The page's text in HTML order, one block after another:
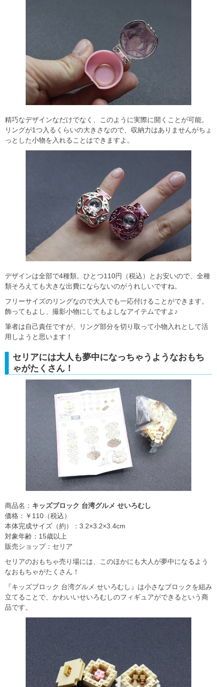
精巧なデザインなだけでなく、このように実際に開くことが可能。
リングが1つ入るくらいの大きさなので、収納力はありませんがちょ
っとした小物を入れることはできますよ。
デザインは全部で4種類。ひとつ110円（税込）とお安いので、全種
類そろえても大きな出費にならないのがうれしいですね。
フリーサイズのリングなので大人でも一応付けることができます。
飾ってもよし、撮影小物にしてもよしなアイテムですよ♪
筆者は自己責任ですが、リング部分を切り取って小物入れとして活
用しようと思います！
セリアには大人も夢中になっちゃうようなおもち
ゃがたくさん！
商品名： キッズブロック 台湾グルメ せいろむし
価格：￥110（税込）
本体完成サイズ（約）：3.2×3.2×3.4cm
対象年齢：15歳以上
販売ショップ：セリア
セリアのおもちゃ売り場には、このほかにも大人が夢中になるよう
なおもちゃがたくさん！
『キッズブロック 台湾グルメ せいろむし』は小さなブロックを組み
立てることで、かわいいせいろむしのフィギュアができるという商
品です。